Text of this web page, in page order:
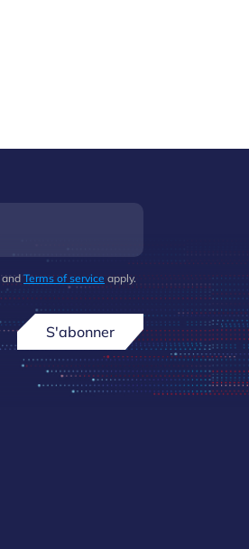
andTerms of service apply.
S'abonner